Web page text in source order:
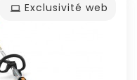
Exclusivité web